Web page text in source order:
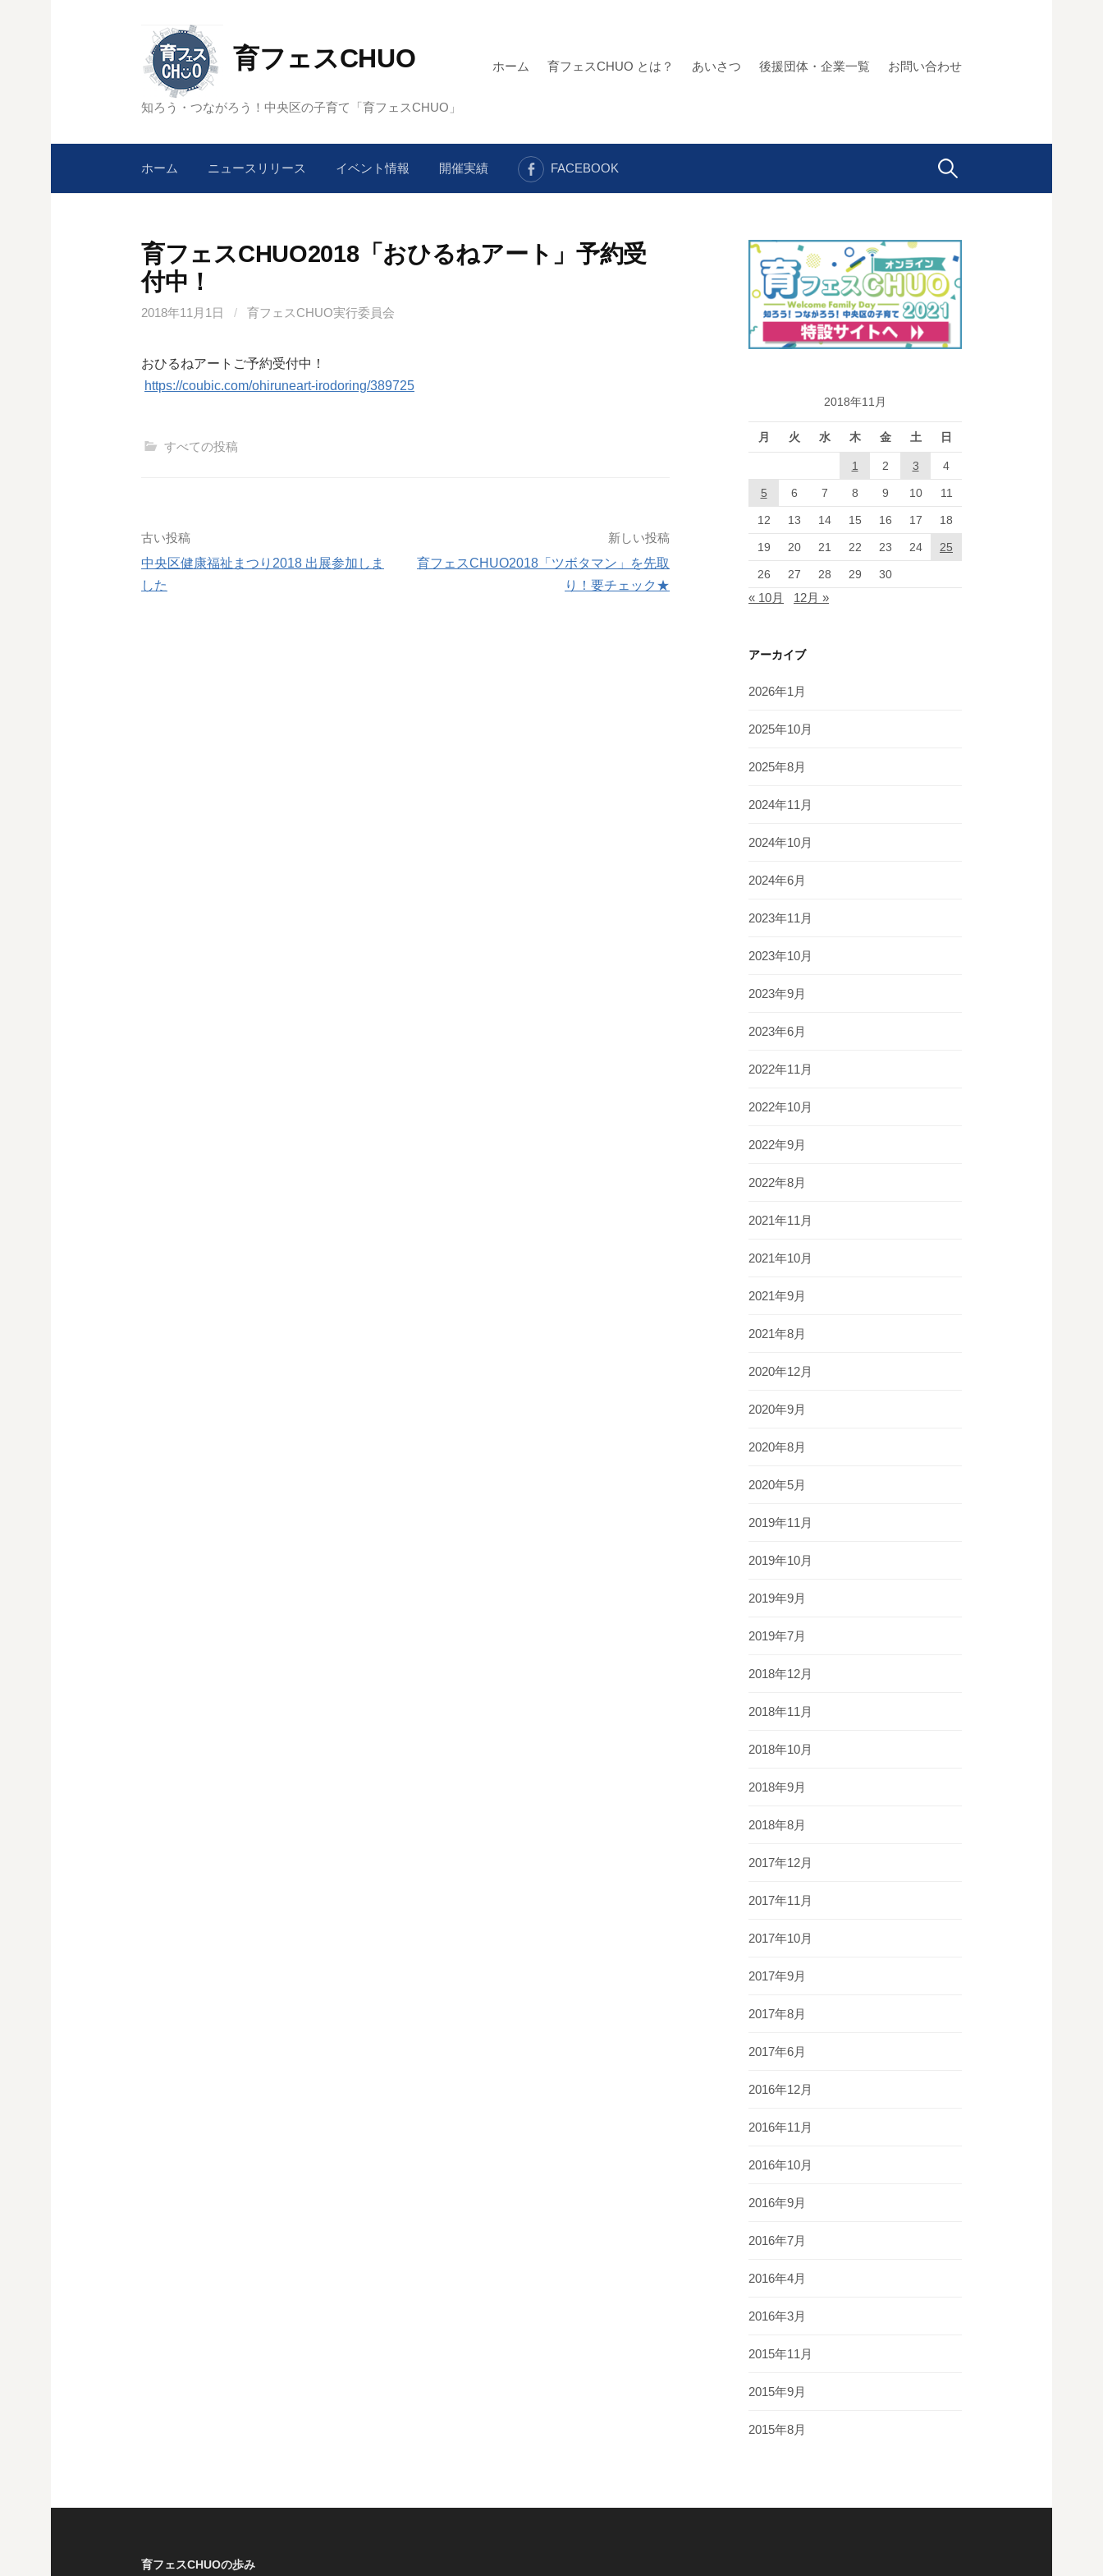
ス
育フェスCHUO
知ろう・つながろう！中央区の子育て「育フェスCHUO」
ホーム 育フェスCHUO とは？ あいさつ 後援団体・企業一覧 お問い合わせ
ホーム ニュースリリース イベント情報 開催実績 FACEBOOK 検
育フェスCHUO2018「おひるねアート」予約受
付中！
2018年11月1日 / 育フェスCHUO実行委員会
おひるねアートご予約受付中！
https://coubic.com/ohiruneart-irodoring/389725
すべての投稿
投
稿
古い投稿
中央区健康福祉まつり2018 出展参加しま
した
新しい投稿
育フェスCHUO2018「ツボタマン」を先取
り！要チェック★
2018年11月
月 火 水 木 金 土 日
1 2 3 4
5 6 7 8 9 10 11
12 13 14 15 16 17 18
19 20 21 22 23 24 25
26 27 28 29 30
« 10月 12月 »
アーカイブ
2026年1月
2025年10月
2025年8月
2024年11月
2024年10月
2024年6月
2023年11月
2023年10月
2023年9月
2023年6月
2022年11月
2022年10月
2022年9月
2022年8月
2021年11月
2021年10月
2021年9月
2021年8月
2020年12月
2020年9月
2020年8月
2020年5月
2019年11月
2019年10月
2019年9月
2019年7月
2018年12月
2018年11月
2018年10月
2018年9月
2018年8月
2017年12月
2017年11月
2017年10月
2017年9月
2017年8月
2017年6月
2016年12月
2016年11月
2016年10月
2016年9月
2016年7月
2016年4月
2016年3月
2015年11月
2015年9月
2015年8月
育フェスCHUOの歩み